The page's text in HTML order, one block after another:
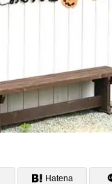
Hatena